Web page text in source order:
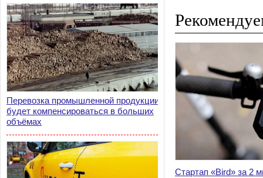
Перевозка промышленной продукции
будет компенсироваться в больших
объёмах
Стартап «Bird» за 2